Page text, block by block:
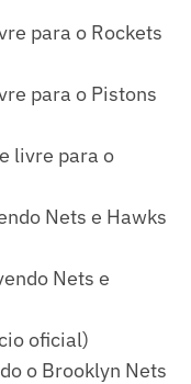
para o Rockets
para o Pistons
livre para o
Nets e Hawks
Nets e
oficial)
o Brooklyn Nets